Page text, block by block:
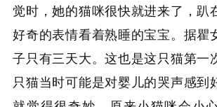
觉时，她的猫咪很快就进来了，趴
好奇的表情看着熟睡的宝宝。据瞿
子只有三天大。这也是这只猫第一
只猫当时可能是对婴儿的哭声感到